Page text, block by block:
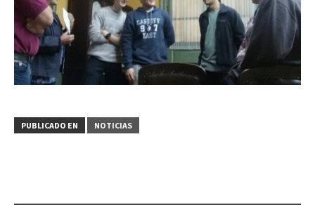
PUBLICADO EN NOTICIAS